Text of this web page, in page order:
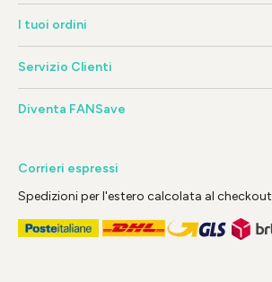
I tuoi ordini
Servizio Clienti
Diventa FANSave
Corrieri espressi
Spedizioni per l'estero calcolata al checkout